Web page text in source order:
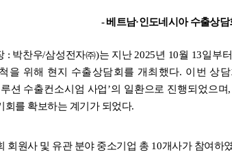
-베트남·인도네시아 수출상
: 박찬우/삼성전자㈜)는 지난 2025년 10월 13일부터
을 위해 현지 수출상담회를 개최했다. 이번 상
션 수출컨소시엄 사업’의 일환으로 진행되었으며,
회를 확보하는 계기가 되었다.
회원사 및 유관 분야 중소기업 총 10개사가 참여하